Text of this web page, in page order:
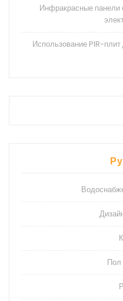
Инфракрасные панели
Использование PIR-
Пол